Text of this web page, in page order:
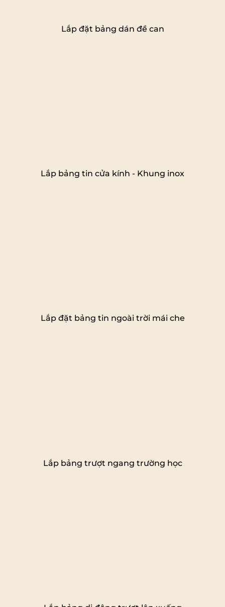
Lắp đặt bảng dán đề can
Lắp bảng tin cửa kính - Khung inox
Lắp đặt bảng tin ngoài trời mái che
Lắp bảng trượt ngang trường học